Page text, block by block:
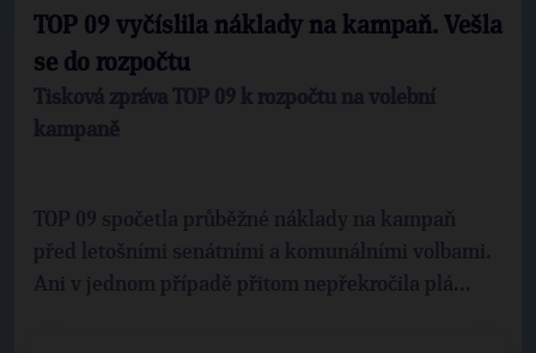
TOP 09 vyčíslila náklady na kampaň. Vešla
se do rozpočtu
Tisková zpráva TOP 09 k rozpočtu na volební
kampaně
TOP 09 spočetla průběžné náklady na kampaň
před letošními senátními a komunálními volbami.
Ani v jednom případě přitom nepřekročila plá...